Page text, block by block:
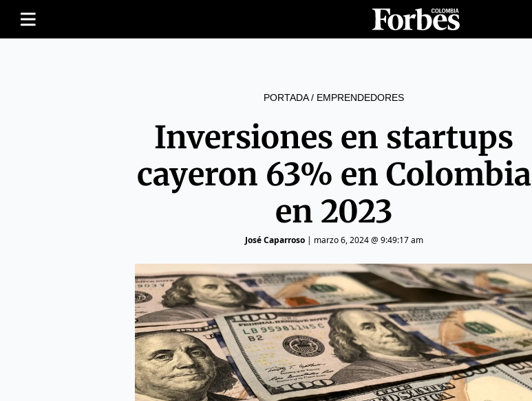
PORTADA/ EMPRENDEDORES
Inversiones en startups
cayeron 63% en Colombia
en 2023
José Caparroso| marzo 6, 2024 @ 9:49:17 am